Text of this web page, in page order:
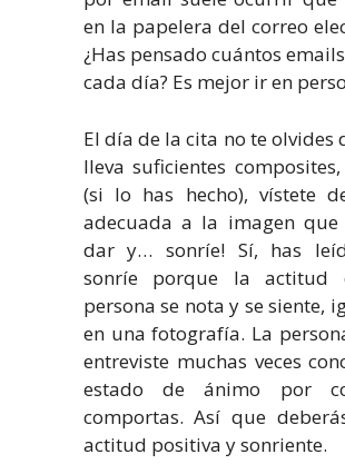
en la papelera del correo
¿Has pensado cuántos
cada día? Es mejor ir en
El día de la cita no te olvides
lleva suficientes
(si lo has hecho), vístete
adecuada a la imagen que
dar y… sonríe! Sí, has
sonríe porque la actitud
persona se nota y se siente,
en una fotografía. La
entreviste muchas veces
estado de ánimo por
comportas. Así que
actitud positiva y sonriente.